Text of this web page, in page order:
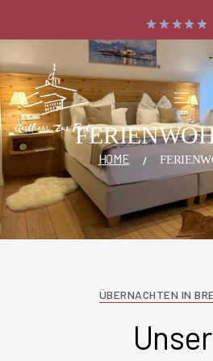
HOME
ÜBERNACHTEN IN